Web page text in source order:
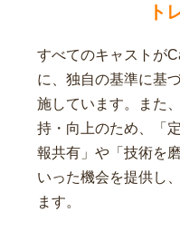
ト
すべてのキャストが
に、独自の基準に基
施しています。また
持・向上のため、「
報共有」や「技術を
いった機会を提供し
ます。